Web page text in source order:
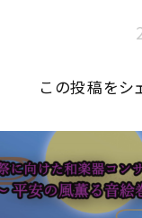
この投稿をシ